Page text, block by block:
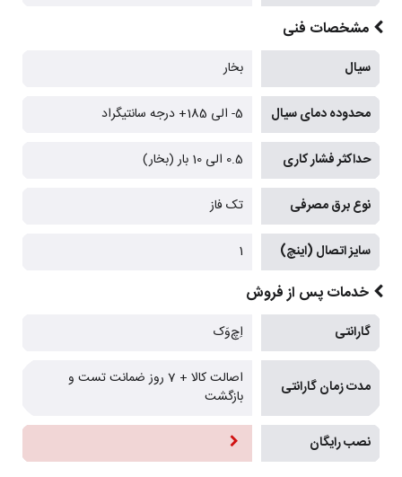
مشخصات فنی
سیال بخار
محدوده دمای سیال 5- الی 185+ درجه سانتیگراد
حداکثر فشار کاری 0.5 الی 10 بار (بخار)
نوع برق مصرفی تک فاز
سایز اتصال (اینچ) 1
خدمات پس از فروش
گارانتی اِچ‌وَک
مدت زمان گارانتی
اصالت کالا + 7 روز ضمانت تست و
بازگشت
نصب رایگان